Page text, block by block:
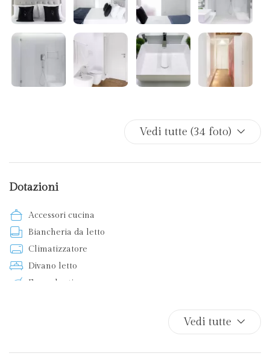
Vedi tutte (34 foto)
Dotazioni
Accessori cucina
Biancheria da letto
Climatizzatore
Divano letto
Ferro da stiro
Phon
Vedi tutte